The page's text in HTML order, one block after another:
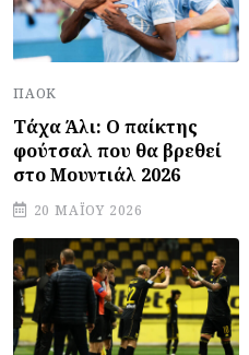
ΠΑΟΚ
Τάχα Άλι: Ο παίκτης
φούτσαλ που θα βρεθεί
στο Μουντιάλ 2026
20 ΜΑΪ́ΟΥ 2026